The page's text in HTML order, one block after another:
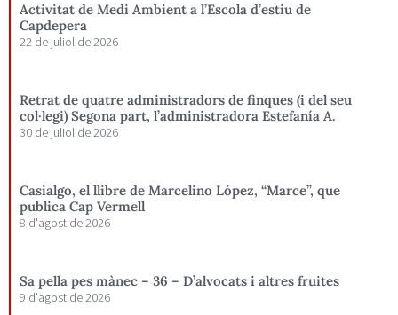
Activitat de Medi Ambient a l’Escola d’estiu de
Capdepera
22 de juliol de 2026
Retrat de quatre administradors de finques (i del seu
col·legi) Segona part, l’administradora Estefanía A.
30 de juliol de 2026
Casialgo, el llibre de Marcelino López, “Marce”, que
publica Cap Vermell
8 d'agost de 2026
Sa pella pes mànec – 36 – D’alvocats i altres fruites
9 d'agost de 2026